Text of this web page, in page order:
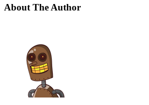
About The Author